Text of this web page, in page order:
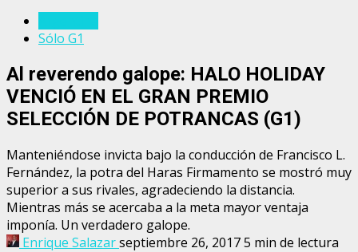
Sólo G1
Al reverendo galope: HALO HOLIDAY
VENCIÓ EN EL GRAN PREMIO
SELECCIÓN DE POTRANCAS (G1)
Manteniéndose invicta bajo la conducción de Francisco L.
Fernández, la potra del Haras Firmamento se mostró muy
superior a sus rivales, agradeciendo la distancia.
Mientras más se acercaba a la meta mayor ventaja
imponía. Un verdadero galope.
Enrique Salazarseptiembre 26, 20175 min de lectura